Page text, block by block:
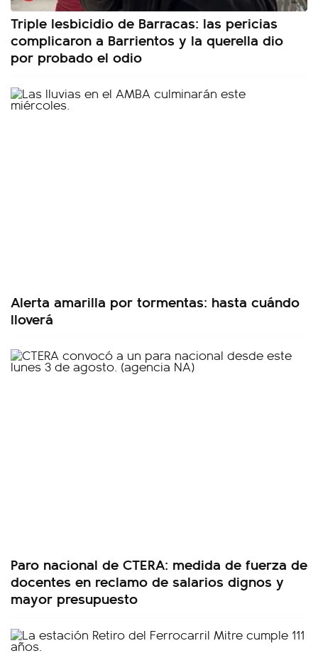
Triple lesbicidio de Barracas: las pericias
complicaron a Barrientos y la querella dio
por probado el odio
Alerta amarilla por tormentas: hasta cuándo
lloverá
Paro nacional de CTERA: medida de fuerza de
docentes en reclamo de salarios dignos y
mayor presupuesto